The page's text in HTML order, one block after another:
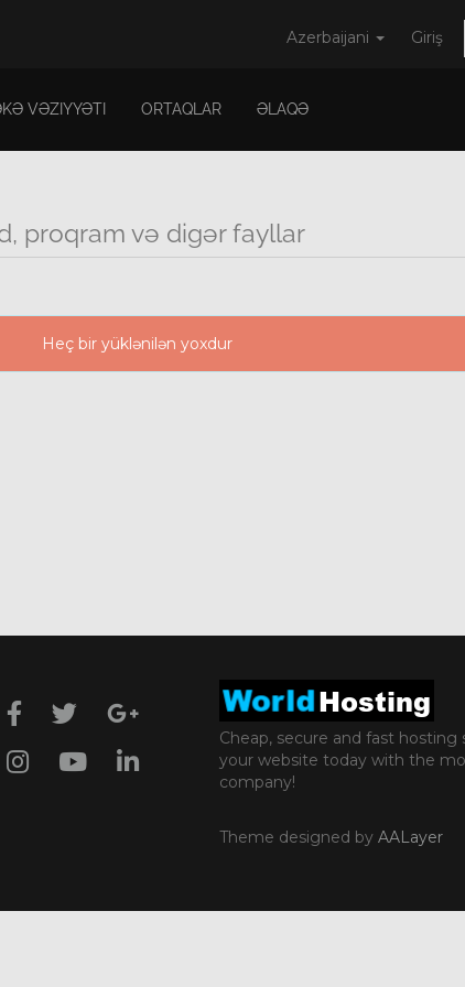
Azerbaijani Giriş
VƏZIYYƏTI ORTAQLAR ƏLAQƏ
proqram və digər fayllar
Heç bir yüklənilən yoxdur
Cheap, secure and fast hosting
your website today with the
company!
Theme designed byAALayer